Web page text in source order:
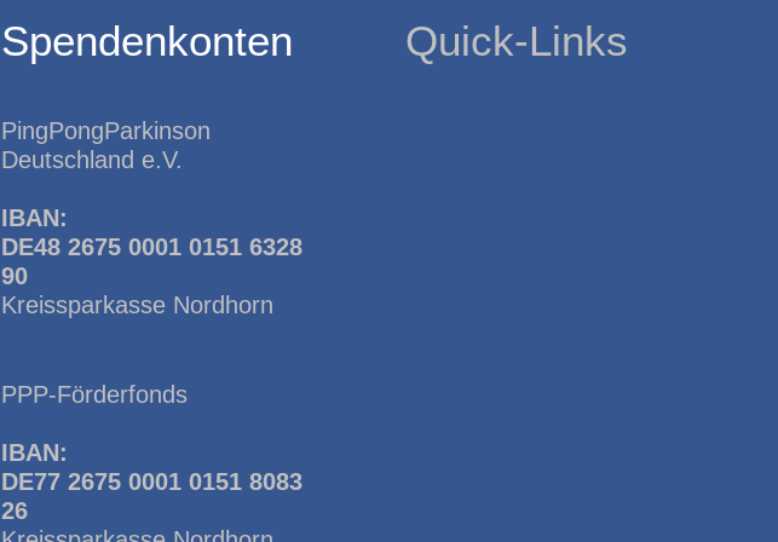
Spendenkonten
PingPongParkinson
Deutschland e.V.
IBAN:
DE48 2675 0001 0151 6328
90
Kreissparkasse Nordhorn
PPP-Förderfonds
IBAN:
DE77 2675 0001 0151 8083
26
Quick-Links